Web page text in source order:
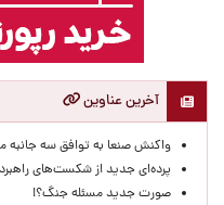
آخرین عناوین
واکنش صنعا به توافق سه جانبه
پرده‌ای جدید از شکست‌های
صورت جدید مسئله جنگ؟!